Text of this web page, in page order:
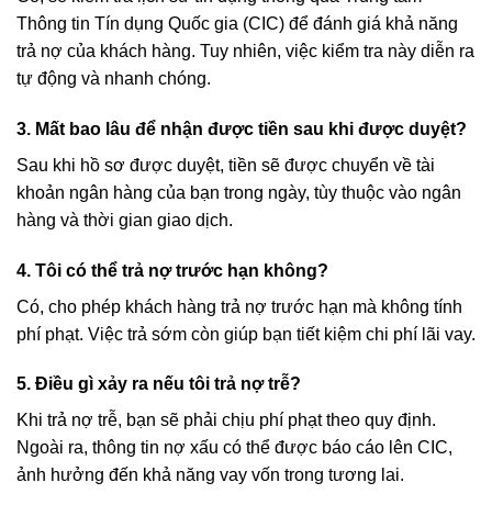
Thông tin Tín dụng Quốc gia (CIC) để đánh giá khả năng
trả nợ của khách hàng. Tuy nhiên, việc kiểm tra này diễn ra
tự động và nhanh chóng.
3. Mất bao lâu để nhận được tiền sau khi được duyệt?
Sau khi hồ sơ được duyệt, tiền sẽ được chuyển về tài
khoản ngân hàng của bạn trong ngày, tùy thuộc vào ngân
hàng và thời gian giao dịch.
4. Tôi có thể trả nợ trước hạn không?
Có, cho phép khách hàng trả nợ trước hạn mà không tính
phí phạt. Việc trả sớm còn giúp bạn tiết kiệm chi phí lãi vay.
5. Điều gì xảy ra nếu tôi trả nợ trễ?
Khi trả nợ trễ, bạn sẽ phải chịu phí phạt theo quy định.
Ngoài ra, thông tin nợ xấu có thể được báo cáo lên CIC,
ảnh hưởng đến khả năng vay vốn trong tương lai.